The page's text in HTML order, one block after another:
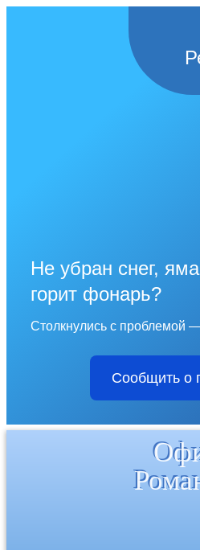
Не убран снег,
горит фонарь?
Столкнулись с проблемой
Сообщить о